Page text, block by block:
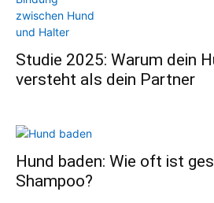
Studie 2025: Warum dein
versteht als dein Partner
Hund baden: Wie oft ist
Shampoo?